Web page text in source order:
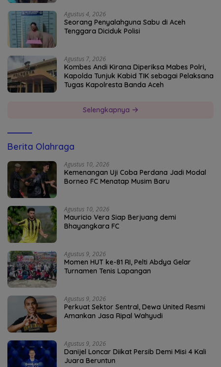
Agustus 4, 2026
Seorang Penyalahguna Sabu di Aceh
Tenggara Diciduk Polisi
Agustus 7, 2026
Kombes Andi Kirana Diperiksa Mabes Polri,
Kapolda Tunjuk Kabid TIK sebagai Pelaksana
Tugas Kapolresta Banda Aceh
Selengkapnya
Berita Olahraga
Agustus 10, 2026
Kemenangan Uji Coba Perdana Jadi Modal
Borneo FC Menatap Musim Baru
Agustus 10, 2026
Mauricio Vera Siap Berjuang demi
Bhayangkara FC
Agustus 9, 2026
Momen HUT ke-81 RI, Pelti Abdya Gelar
Turnamen Tenis Lapangan
Agustus 9, 2026
Perkuat Sektor Sentral, Dewa United Resmi
Amankan Jasa Ripal Wahyudi
Agustus 9, 2026
Danijel Loncar Diikat Persib Demi Misi 4 Kali
Juara Beruntun